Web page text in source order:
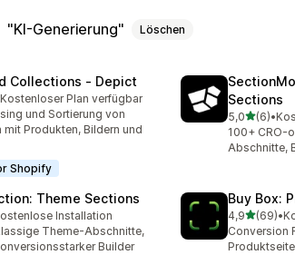
KI-Generierung Löschen
Collections ‑ Depict
insgesamt
Kostenloser Plan verfügbar
und Sortierung von
mit Produkten, Bildern und
Shopify
Sections
5,0von 5
(6)
6 •
100+ CRO-
Abschnitte,
Theme Sections
insgesamtInstallation
Theme-Abschnitte,
Builder
Buy Box:
4,9von 5
(69)
69 •
Conversion